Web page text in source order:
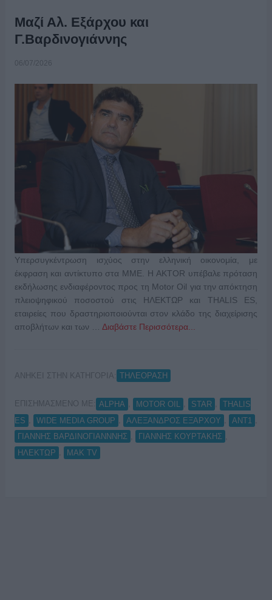
Μαζί Αλ. Εξάρχου και
Γ.Βαρδινογιάννης
06/07/2026
Υπερσυγκέντρωση ισχύος στην ελληνική οικονομία, με
έκφραση και αντίκτυπο στα ΜΜΕ. Η AKTOR υπέβαλε πρόταση
εκδήλωσης ενδιαφέροντος προς τη Motor Oil για την απόκτηση
πλειοψηφικού ποσοστού στις ΗΛΕΚΤΩΡ και THALIS ES,
εταιρείες που δραστηριοποιούνται στον κλάδο της διαχείρισης
αποβλήτων και των … Διαβάστε Περισσότερα...
ΑΝΗΚΕΙ ΣΤΗΝ ΚΑΤΗΓΟΡΙΑ: ΤΗΛΕΟΡΑΣΗ
ΕΠΙΣΗΜΑΣΜΕΝΟ ΜΕ: ALPHA MOTOR OIL STAR
THALIS
ES
WIDE MEDIA GROUP ΑΛΕΞΑΝΔΡΟΣ ΕΞΑΡΧΟΥ ΑΝΤ1
ΓΙΑΝΝΗΣ ΒΑΡΔΙΝΟΓΙΑΝΝΝΗΣ
ΓΙΑΝΝΗΣ ΚΟΥΡΤΑΚΗΣ
ΗΛΕΚΤΩΡ
ΜΑΚ TV